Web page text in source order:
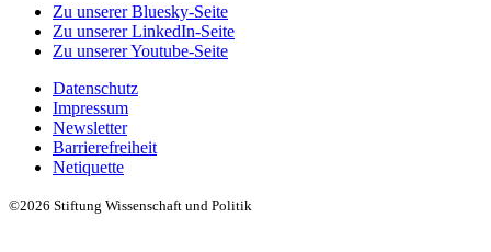
Zu unserer Bluesky-Seite
Zu unserer LinkedIn-Seite
Zu unserer Youtube-Seite
Datenschutz
Impressum
Newsletter
Barrierefreiheit
Netiquette
©2026 Stiftung Wissenschaft und Politik